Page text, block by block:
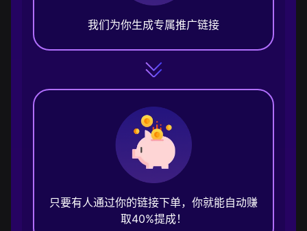
我们为你生成专属推广链接
只要有人通过你的链接下单，你就能自动赚
取40%提成！